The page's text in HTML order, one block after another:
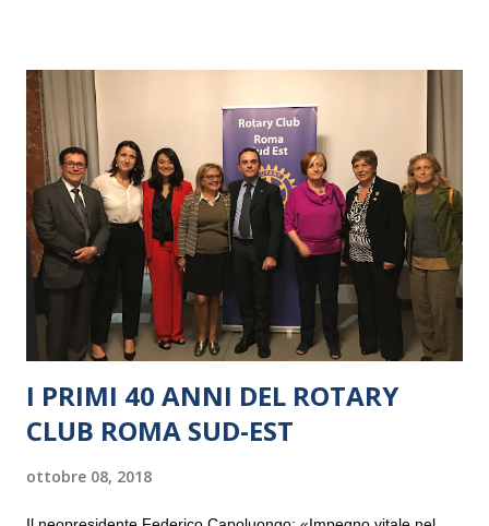
I PRIMI 40 ANNI DEL ROTARY
CLUB ROMA SUD-EST
ottobre 08, 2018